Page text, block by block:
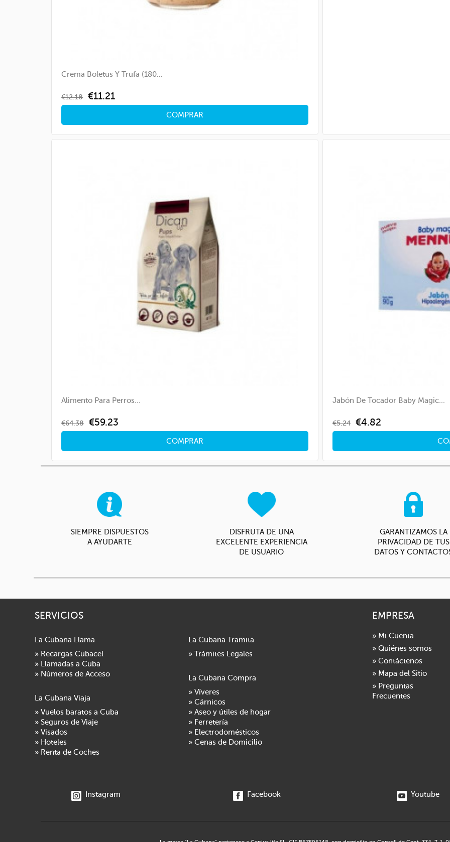
Crema Boletus Y Trufa (180...
Regular
price
€12.18 Price
€11.21
COMPRAR
Alimento Para Perros...
Regular
price
€64.38 Price
€59.23
COMPRAR
Jabón De Tocador Baby Magic...
Regular
price
€5.24 Price
€4.82
SIEMPRE DISPUESTOS
A AYUDARTE
DISFRUTA DE UNA
EXCELENTE EXPERIENCIA
DE USUARIO
GARANTIZAMOS LA
PRIVACIDAD DE TUS
DATOS Y
SERVICIOS
La Cubana Llama
» Recargas Cubacel
» Llamadas a Cuba
» Números de Acceso
La Cubana Viaja
» Vuelos baratos a Cuba
» Seguros de Viaje
» Visados
» Hoteles
» Renta de Coches
La Cubana Tramita
» Trámites Legales
La Cubana Compra
» Víveres
» Cárnicos
» Aseo y útiles de hogar
» Ferretería
» Electrodomésticos
» Cenas de Domicilio
EMPRESA
» Mi Cuenta
» Quiénes somos
» Contáctenos
» Mapa del Sitio
» Preguntas
Frecuentes
Instagram Facebook Youtube